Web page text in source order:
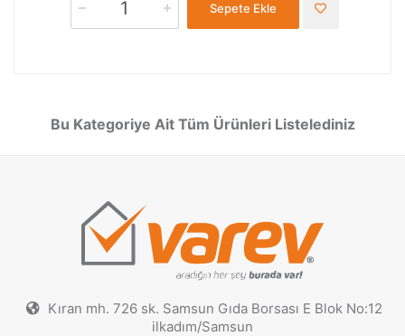
Sepete Ekle
Bu Kategoriye Ait Tüm Ürünleri Listelediniz
Kıran mh. 726 sk. Samsun Gıda Borsası E Blok No:12
ilkadım/Samsun